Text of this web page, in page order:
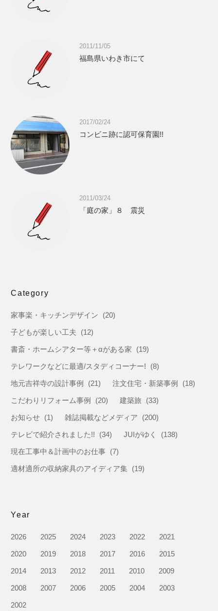
2011/11/05
福島県いわき市にて
2017/02/24
コンビニ跡に認可保育園!!
2011/03/24
「庭の家」８ 震災
Category
家事楽・キッチンデザイン (20)
子どもが楽しい工夫 (12)
書斎・ホームシアター等＋αがある家 (19)
テレワークなどに最適/スタディコーナー! (8)
地元吉祥寺の設計事例 (21) 注文住宅・新築事例 (18)
こだわりリフォーム事例 (20) 建築旅 (33)
お知らせ (1) 雑誌掲載などメディア (200)
テレビで紹介されました!! (34) JUIがゆく (138)
現在工事中＆計画中のお仕事 (7)
適材適所の収納家具のアイディア集 (19)
Year
2026 2025 2024 2023 2022 2021
2020 2019 2018 2017 2016 2015
2014 2013 2012 2011 2010 2009
2008 2007 2006 2005 2004 2003
2002